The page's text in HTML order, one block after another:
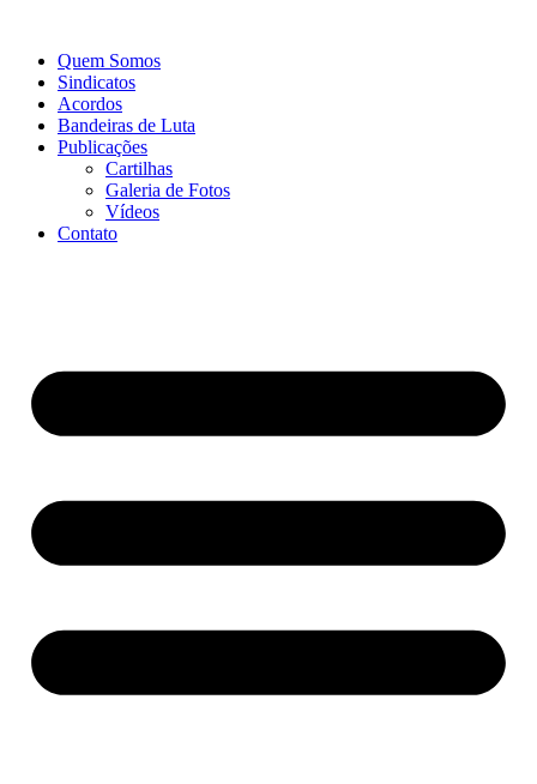
conteúdo
Quem Somos
Sindicatos
Acordos
Bandeiras de Luta
Publicações
Cartilhas
Galeria de Fotos
Vídeos
Contato